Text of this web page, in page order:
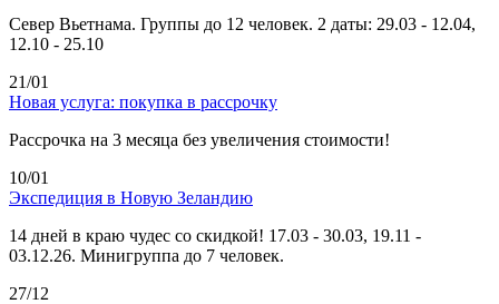
Север Вьетнама. Группы до 12 человек. 2 даты: 29.03 - 12.04,
12.10 - 25.10
21/01
Новая услуга: покупка в рассрочку
Рассрочка на 3 месяца без увеличения стоимости!
10/01
Экспедиция в Новую Зеландию
14 дней в краю чудес со скидкой! 17.03 - 30.03, 19.11 -
03.12.26. Минигруппа до 7 человек.
27/12